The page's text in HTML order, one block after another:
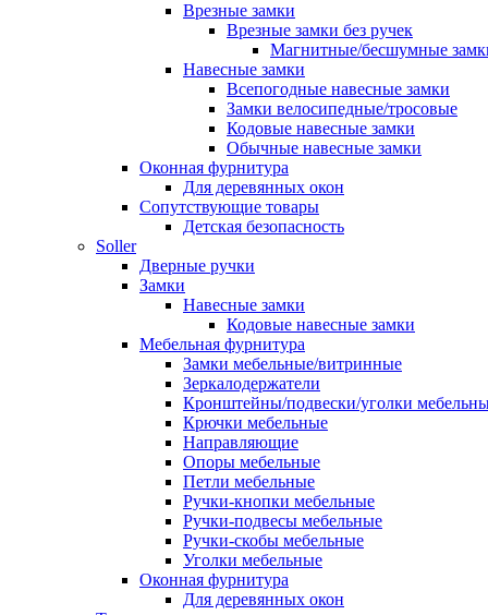
Врезные замки
Врезные замки без ручек
Магнитные/бесшумные
Навесные замки
Всепогодные навесные замки
Замки велосипедные/тросовые
Кодовые навесные замки
Обычные навесные замки
Оконная фурнитура
Для деревянных окон
Сопутствующие товары
Детская безопасность
Soller
Дверные ручки
Замки
Навесные замки
Кодовые навесные замки
Мебельная фурнитура
Замки мебельные/витринные
Зеркалодержатели
Кронштейны/подвески/уголки
Крючки мебельные
Направляющие
Опоры мебельные
Петли мебельные
Ручки-кнопки мебельные
Ручки-подвесы мебельные
Ручки-скобы мебельные
Уголки мебельные
Оконная фурнитура
Для деревянных окон